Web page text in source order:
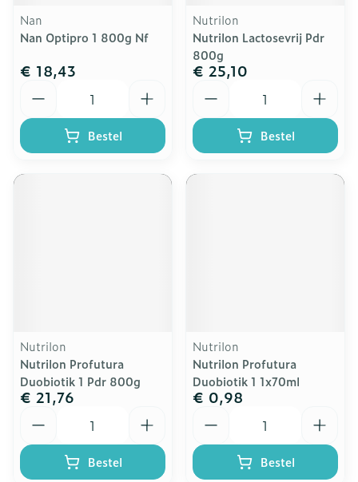
Nan
Nan Optipro 1 800g Nf
€ 18,43
Bestel
Nutrilon
Nutrilon Lactosevrij Pdr
800g
€ 25,10
Bestel
Nutrilon
Nutrilon Profutura
Duobiotik 1 Pdr 800g
€ 21,76
Bestel
Nutrilon
Nutrilon Profutura
Duobiotik 1 1x70ml
€ 0,98
Bestel